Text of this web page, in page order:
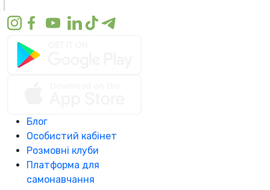
Блог
Особистий кабінет
Розмовні клуби
Платформа для
самонавчання